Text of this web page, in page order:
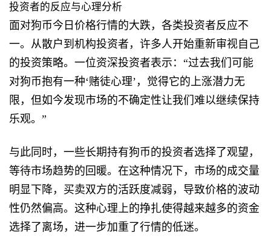
投资者的反应与心理分析
面对狗币今日价格行情的大跌，各类投资者反应不
一。从散户到机构投资者，许多人开始重新审视自己
的投资策略。一位资深投资者表示：“过去我们可能
对狗币抱有一种‘赌徒心理’，觉得它的上涨潜力无
限，但如今发现市场的不确定性让我们难以继续保持
乐观。”
与此同时，一些长期持有狗币的投资者选择了观望，
等待市场趋势的回暖。在这种情况下，市场的成交量
明显下降，买卖双方的活跃度减弱，导致价格的波动
性仍然偏高。这种心理上的挣扎使得越来越多的资金
选择了离场，进一步加重了行情的低迷。